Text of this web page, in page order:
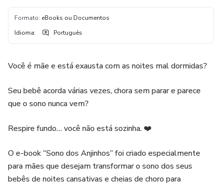
Formato: eBooks ou Documentos
Idioma: Português
Você é mãe e está exausta com as noites mal dormidas?
Seu bebê acorda várias vezes, chora sem parar e parece
que o sono nunca vem?
Respire fundo… você não está sozinha. ❤️
O e-book “Sono dos Anjinhos” foi criado especialmente
para mães que desejam transformar o sono dos seus
bebês de noites cansativas e cheias de choro para